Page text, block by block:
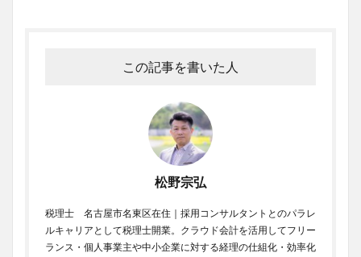
この記事を書いた人
松野宗弘
税理士 名古屋市名東区在住｜採用コンサルタントとのパラレ
ルキャリアとして税理士開業。クラウド会計を活用してフリー
ランス・個人事業主や中小企業に対する経理の仕組化・効率化